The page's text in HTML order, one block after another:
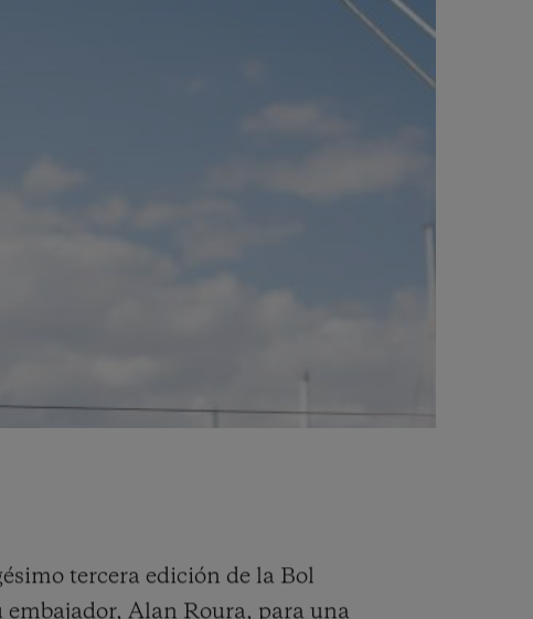
tercera edición de la Bol
Alan Roura, para una
RELOADED ALL BLACK